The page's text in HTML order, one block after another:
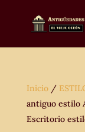
Inicio/
antiguo estilo
Escritorio